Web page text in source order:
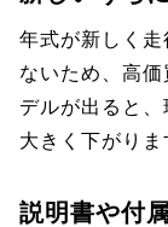
年式が新しく
ないため、高
デルが出ると
大きく下がりま
説明書や付